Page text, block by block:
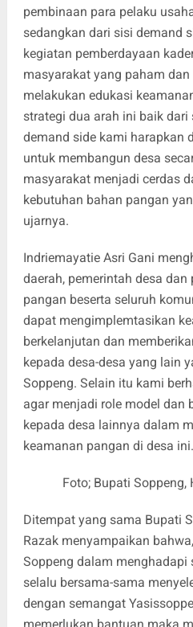
pembinaan para pelaku
sedangkan dari sisi demand
kegiatan pemberdayaan
masyarakat yang paham dan
melakukan edukasi
strategi dua arah ini baik dari
demand side kami harapkan
untuk membangun desa
masyarakat menjadi cerdas
kebutuhan bahan pangan
ujarnya.
Indriemayatie Asri Gani
daerah, pemerintah desa dan
pangan beserta seluruh
dapat mengimplemtasikan
berkelanjutan dan
kepada desa-desa yang lain
Soppeng. Selain itu kami
agar menjadi role model dan
kepada desa lainnya dalam
keamanan pangan di desa ini.
Foto; Bupati Soppeng,
Ditempat yang sama Bupati
Razak menyampaikan
Soppeng dalam menghadapi
selalu bersama-sama
dengan semangat